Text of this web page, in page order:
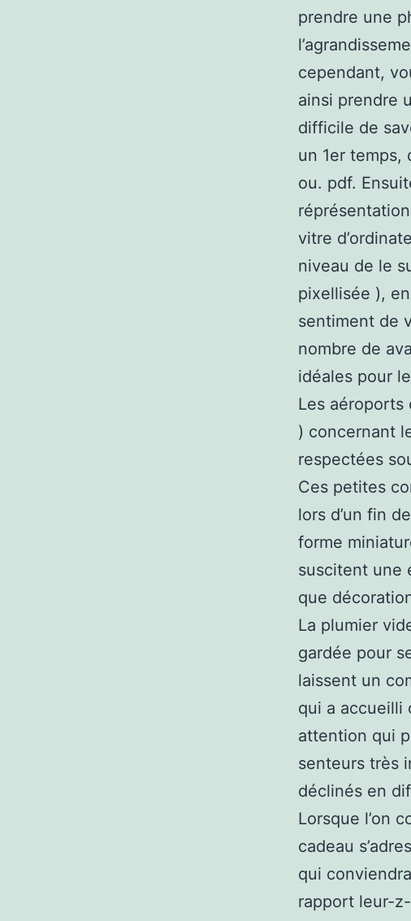
prendre une
cependant,
ainsi prendre
difficile de
un 1er temps,
ou. pdf.
vitre
niveau de le
pixellisée ),
sentiment de
nombre de
idéales pour
Les aéroports
) concernant
respectées
Ces petites
lors d’un fin
forme
suscitent une
que
La plumier
gardée pour
laissent un
qui a accueilli
attention qui
senteurs très
déclinés en
Lorsque l’on
cadeau
qui
rapport leur-